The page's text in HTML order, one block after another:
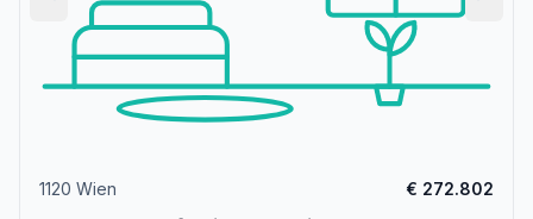
1120 Wien € 272.802